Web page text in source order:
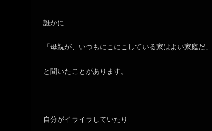
誰かに
「母親が、いつもにこにこしている家はよい家庭だ」
と聞いたことがあります。
自分がイライラしていたり